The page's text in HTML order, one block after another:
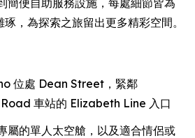
，為探索之旅留出更多精彩空間。
位處 Dean Street，緊鄰
車站的 Elizabeth Line 入口
屬的單人太空艙，以及適合情侶或